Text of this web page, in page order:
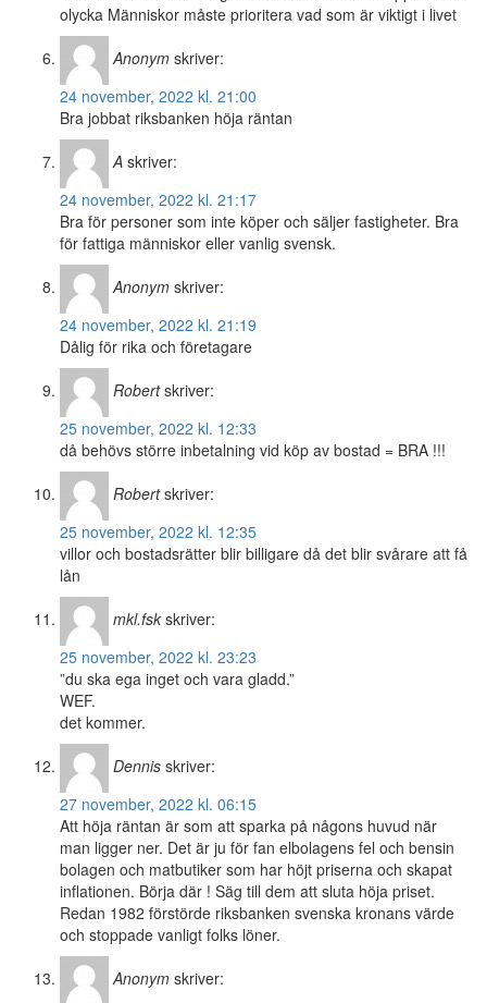
olycka Människor måste prioritera vad som är viktigt i livet
Anonym skriver:
24 november, 2022 kl. 21:00
Bra jobbat riksbanken höja räntan
A skriver:
24 november, 2022 kl. 21:17
Bra för personer som inte köper och säljer fastigheter. Bra
för fattiga människor eller vanlig svensk.
Anonym skriver:
24 november, 2022 kl. 21:19
Dålig för rika och företagare
Robert skriver:
25 november, 2022 kl. 12:33
då behövs större inbetalning vid köp av bostad = BRA !!!
Robert skriver:
25 november, 2022 kl. 12:35
villor och bostadsrätter blir billigare då det blir svårare att få
lån
mkl.fsk skriver:
25 november, 2022 kl. 23:23
”du ska ega inget och vara gladd.”
WEF.
det kommer.
Dennis skriver:
27 november, 2022 kl. 06:15
Att höja räntan är som att sparka på någons huvud när
man ligger ner. Det är ju för fan elbolagens fel och bensin
bolagen och matbutiker som har höjt priserna och skapat
inflationen. Börja där ! Säg till dem att sluta höja priset.
Redan 1982 förstörde riksbanken svenska kronans värde
och stoppade vanligt folks löner.
Anonym skriver: